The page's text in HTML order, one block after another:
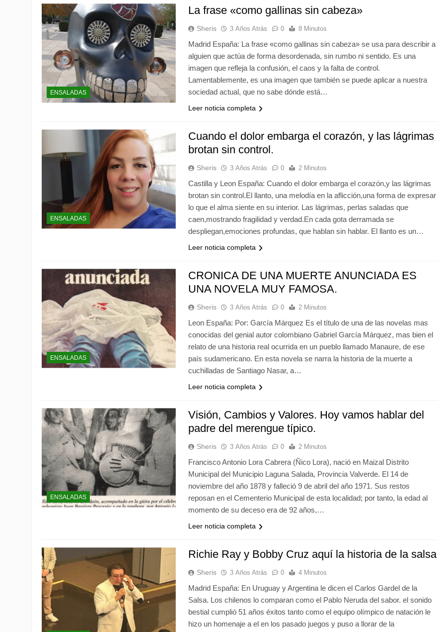
ENSALADAS
La frase «como gallinas sin cabeza»
Sheris 3 Años Atrás 0 8 Minutos
Madrid España: La frase «como gallinas sin cabeza» se usa para describir a
alguien que actúa de forma desordenada, sin rumbo ni sentido. Es una
imagen que refleja la confusión, el caos y la falta de control.
Lamentablemente, es una imagen que también se puede aplicar a nuestra
sociedad actual, que no sabe dónde está…
Leer noticia completa
ENSALADAS
Cuando el dolor embarga el corazón, y las lágrimas
brotan sin control.
Sheris 3 Años Atrás 0 2 Minutos
Castilla y Leon España: Cuando el dolor embarga el corazón,y las lágrimas
brotan sin control.El llanto, una melodía en la aflicción,una forma de expresar
lo que el alma siente en su interior. Las lágrimas, perlas saladas que
caen,mostrando fragilidad y verdad.En cada gota derramada se
despliegan,emociones profundas, que hablan sin hablar. El llanto es un…
Leer noticia completa
ENSALADAS
CRONICA DE UNA MUERTE ANUNCIADA ES
UNA NOVELA MUY FAMOSA.
Sheris 3 Años Atrás 0 2 Minutos
Leon España: Por: García Márquez Es el título de una de las novelas mas
conocidas del genial autor colombiano Gabriel García Márquez, mas bien el
relato de una historia real ocurrida en un pueblo llamado Manaure, de ese
país sudamericano. En esta novela se narra la historia de la muerte a
cuchilladas de Santiago Nasar, a…
Leer noticia completa
ENSALADAS
Visión, Cambios y Valores. Hoy vamos hablar del
padre del merengue típico.
Sheris 3 Años Atrás 0 2 Minutos
Francisco Antonio Lora Cabrera (Ñico Lora), nació en Maizal Distrito
Municipal del Municipio Laguna Salada, Provincia Valverde. El 14 de
noviembre del año 1878 y falleció 9 de abril del año 1971. Sus restos
reposan en el Cementerio Municipal de esta localidad; por tanto, la edad al
momento de su deceso era de 92 años,…
Leer noticia completa
Richie Ray y Bobby Cruz aquí la historia de la salsa
Sheris 3 Años Atrás 0 4 Minutos
Madrid España: En Uruguay y Argentina le dicen el Carlos Gardel de la
Salsa. Los chilenos lo comparan como el Pablo Neruda del sabor. el sonido
bestial cumplió 51 años éxitos tanto como el equipo olímpico de natación le
hizo un homenaje a el en los pasado juegos y puso a llorar de la